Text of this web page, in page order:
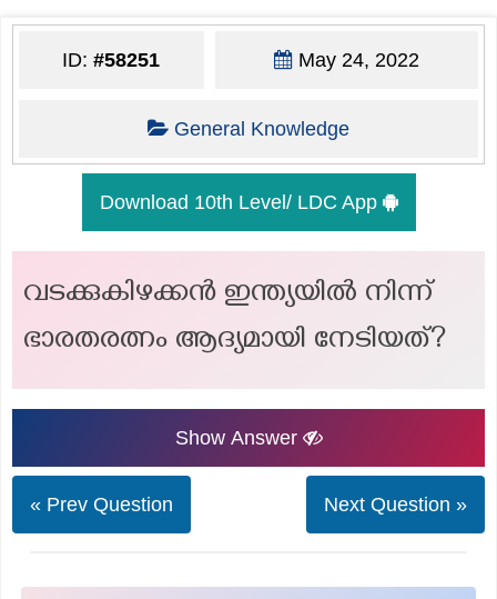
ID:#58251 May 24, 2022
General Knowledge
Download 10th Level/ LDC App
വടക്കുകിഴക്കൻ ഇന്ത്യയിൽ നിന്ന്
ഭാരതരത്നം ആദ്യമായി നേടിയത്?
Show Answer
« Prev Question Next Question »